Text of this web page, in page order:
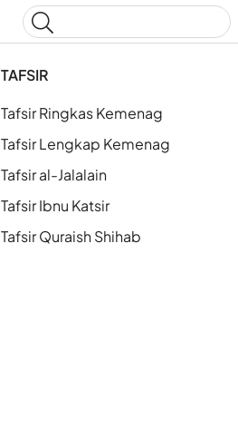
TAFSIR
Tafsir Ringkas Kemenag
Tafsir Lengkap Kemenag
Tafsir al-Jalalain
Tafsir Ibnu Katsir
Tafsir Quraish Shihab